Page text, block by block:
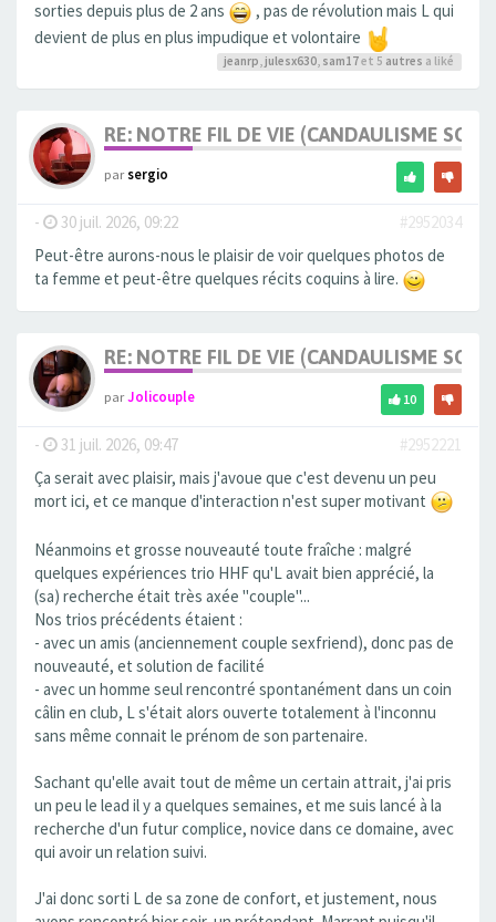
sorties depuis plus de 2 ans
, pas de révolution mais L qui
devient de plus en plus impudique et volontaire
jeanrp, julesx630, sam17et 5 autres a liké
RE: NOTRE FIL DE VIE (CANDAULISME
parsergio
- 30 juil. 2026, 09:22
#2952034
Peut-être aurons-nous le plaisir de voir quelques photos de
ta femme et peut-être quelques récits coquins à lire.
RE: NOTRE FIL DE VIE (CANDAULISME
parJolicouple 10
- 31 juil. 2026, 09:47
#2952221
Ça serait avec plaisir, mais j'avoue que c'est devenu un peu
mort ici, et ce manque d'interaction n'est super motivant
Néanmoins et grosse nouveauté toute fraîche : malgré
quelques expériences trio HHF qu'L avait bien apprécié, la
(sa) recherche était très axée "couple"...
Nos trios précédents étaient :
- avec un amis (anciennement couple sexfriend), donc pas de
nouveauté, et solution de facilité
- avec un homme seul rencontré spontanément dans un coin
câlin en club, L s'était alors ouverte totalement à l'inconnu
sans même connait le prénom de son partenaire.
Sachant qu'elle avait tout de même un certain attrait, j'ai pris
un peu le lead il y a quelques semaines, et me suis lancé à la
recherche d'un futur complice, novice dans ce domaine, avec
qui avoir un relation suivi.
J'ai donc sorti L de sa zone de confort, et justement, nous